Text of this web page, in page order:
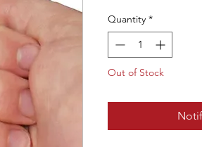
Quantity *
Out of Stock